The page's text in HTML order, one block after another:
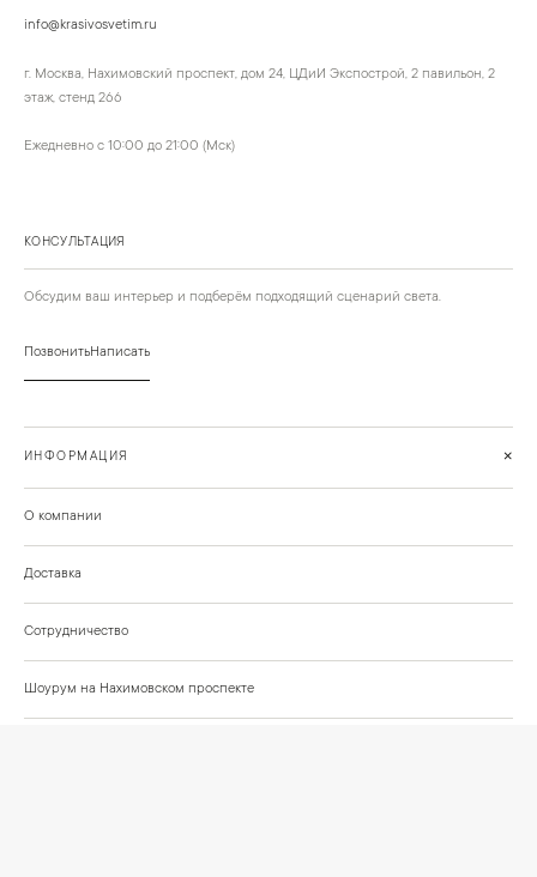
info@krasivosvetim.ru
г. Москва, Нахимовский проспект, дом 24, ЦДиИ Экспострой, 2 павильон, 2
этаж, стенд 266
Ежедневно с 10:00 до 21:00 (Мск)
КОНСУЛЬТАЦИЯ
Обсудим ваш интерьер и подберём подходящий сценарий света.
ПозвонитьНаписать
ИНФОРМАЦИЯ +
О компании
Доставка
Сотрудничество
Шоурум на Нахимовском проспекте